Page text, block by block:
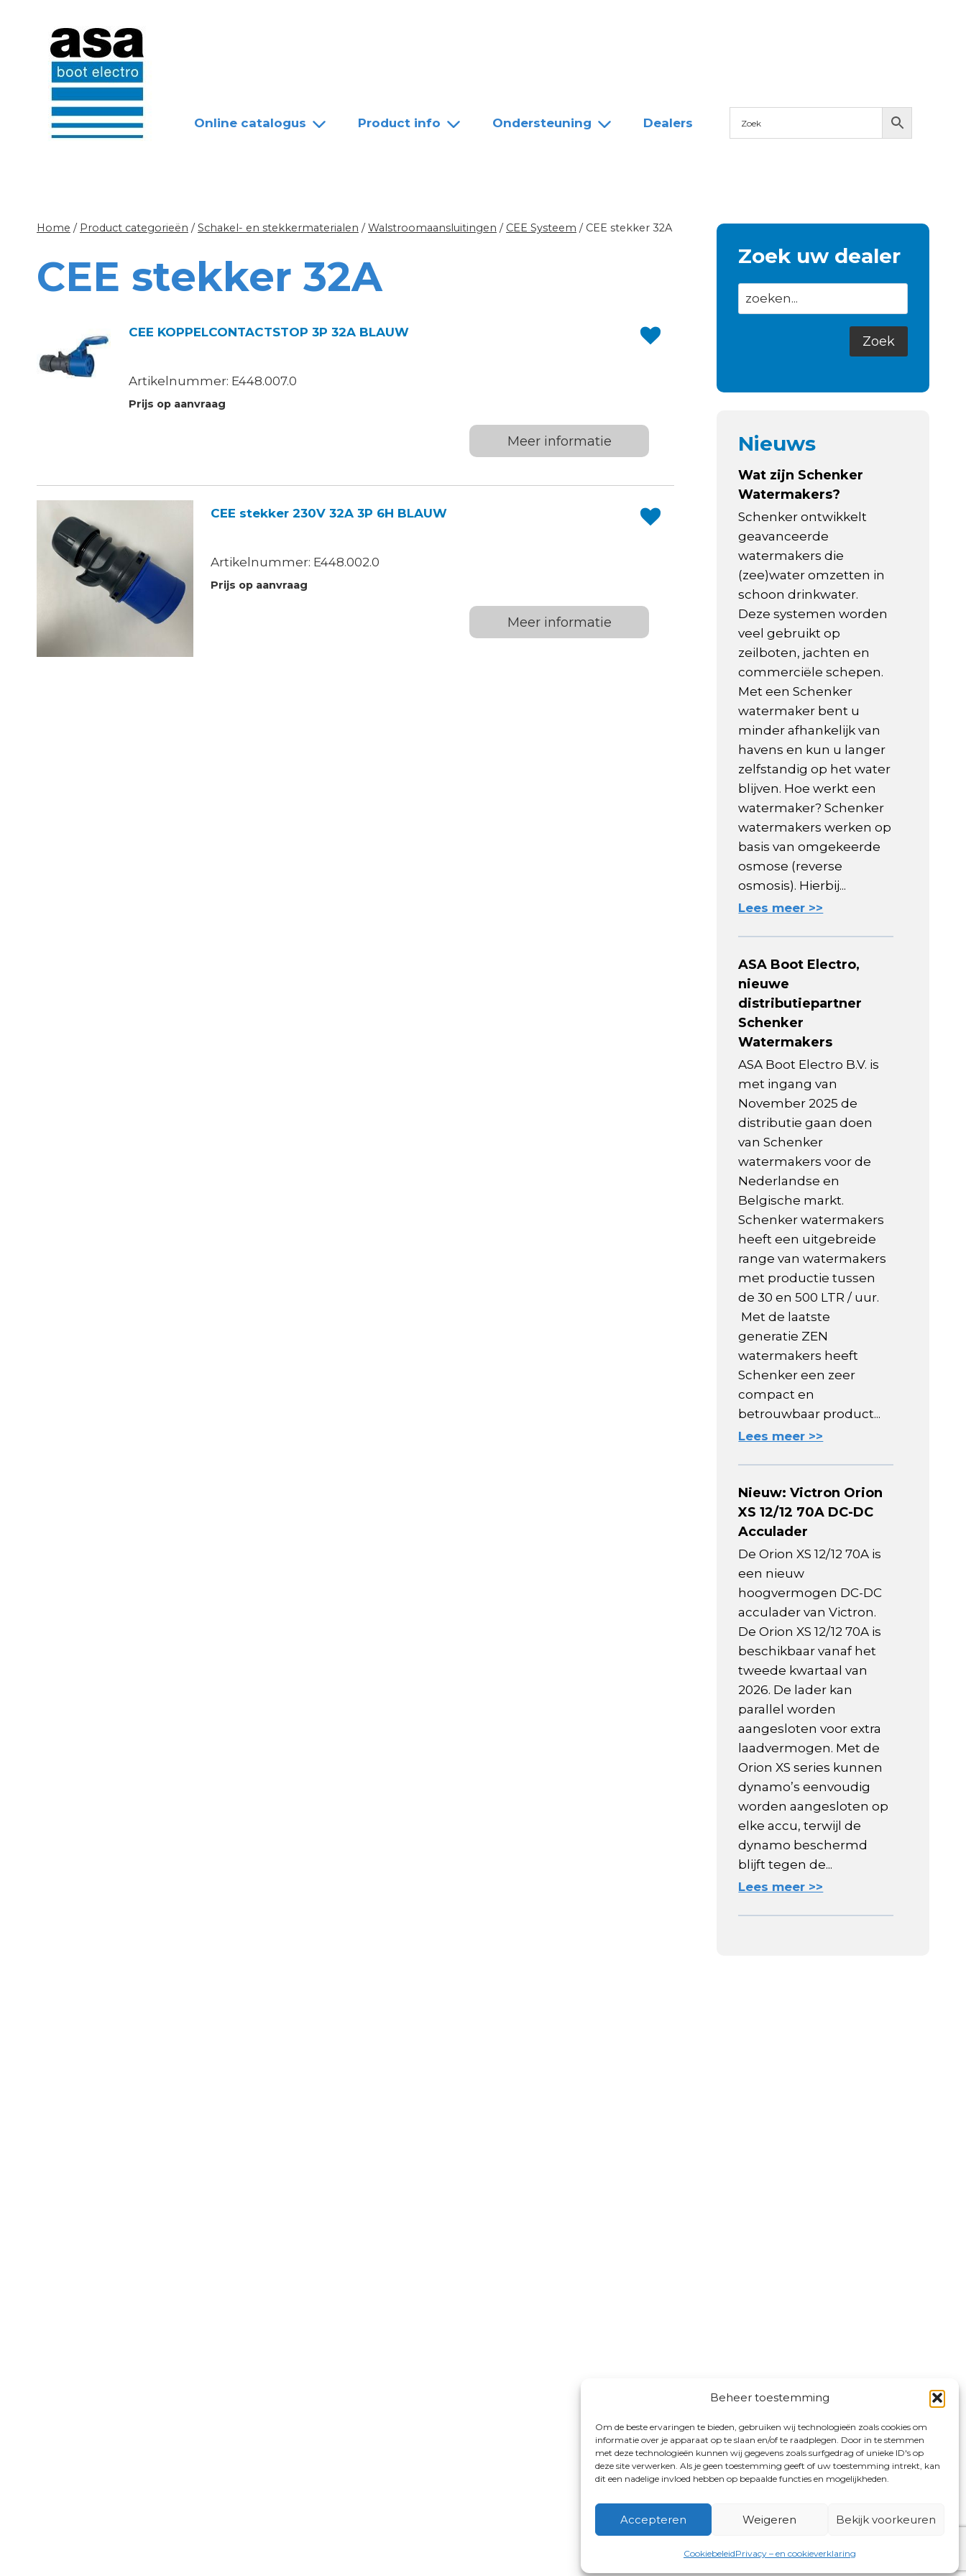
Beheer toestemming
Om de beste ervaringen te bieden, gebruiken wij technologieën zoals cookies om
informatie over je apparaat op te slaan en/of te raadplegen. Door in te stemmen
met deze technologieën kunnen wij gegevens zoals surfgedrag of unieke ID's op
deze site verwerken. Als je geen toestemming geeft of uw toestemming intrekt, kan
dit een nadelige invloed hebben op bepaalde functies en mogelijkheden.
Accepteren Weigeren Bekijk voorkeuren
CookiebeleidPrivacy – en cookieverklaring
Online catalogus Product info Ondersteuning Dealers
Home / Product categorieën / Schakel- en stekkermaterialen / Walstroomaansluitingen / CEE Systeem / CEE stekker 32A
CEE stekker 32A
CEE KOPPELCONTACTSTOP 3P 32A BLAUW
Artikelnummer: E448.007.0
Prijs op aanvraag
Meer informatie
CEE stekker 230V 32A 3P 6H BLAUW
Artikelnummer: E448.002.0
Prijs op aanvraag
Meer informatie
Zoek uw dealer
Nieuws
Wat zijn Schenker
Watermakers?
Schenker ontwikkelt
geavanceerde
watermakers die
(zee)water omzetten in
schoon drinkwater.
Deze systemen worden
veel gebruikt op
zeilboten, jachten en
commerciële schepen.
Met een Schenker
watermaker bent u
minder afhankelijk van
havens en kun u langer
zelfstandig op het water
blijven. Hoe werkt een
watermaker? Schenker
watermakers werken op
basis van omgekeerde
osmose (reverse
osmosis). Hierbij...
Lees meer >>
ASA Boot Electro,
nieuwe
distributiepartner
Schenker
Watermakers
ASA Boot Electro B.V. is
met ingang van
November 2025 de
distributie gaan doen
van Schenker
watermakers voor de
Nederlandse en
Belgische markt.
Schenker watermakers
heeft een uitgebreide
range van watermakers
met productie tussen
de 30 en 500 LTR / uur.
Met de laatste
generatie ZEN
watermakers heeft
Schenker een zeer
compact en
betrouwbaar product...
Lees meer >>
Nieuw: Victron Orion
XS 12/12 70A DC-DC
Acculader
De Orion XS 12/12 70A is
een nieuw
hoogvermogen DC-DC
acculader van Victron.
De Orion XS 12/12 70A is
beschikbaar vanaf het
tweede kwartaal van
2026. De lader kan
parallel worden
aangesloten voor extra
laadvermogen. Met de
Orion XS series kunnen
dynamo’s eenvoudig
worden aangesloten op
elke accu, terwijl de
dynamo beschermd
blijft tegen de...
Lees meer >>